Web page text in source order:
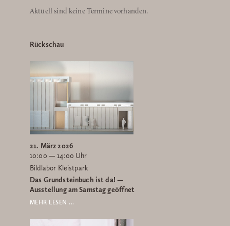
Aktuell sind keine Termine vorhanden.
Rückschau
21. März 2026
10:00 — 14:00 Uhr
Bildlabor Kleistpark
Das Grundsteinbuch ist da! —
Ausstellung am Samstag geöffnet
MEHR LESEN ...